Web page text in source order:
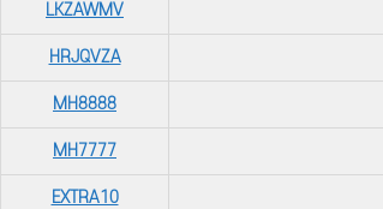
LKZAWMV
HRJQVZA
MH8888
MH7777
EXTRA10